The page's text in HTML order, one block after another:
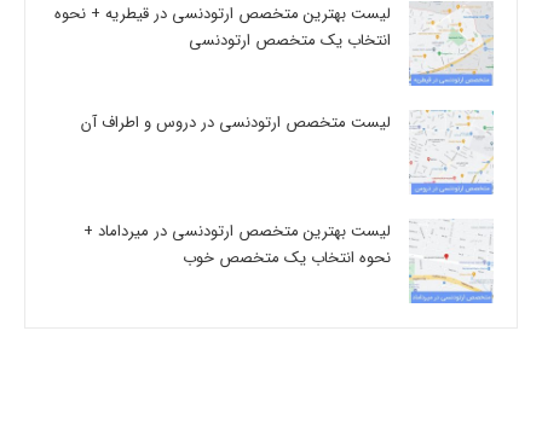
لیست بهترین متخصص ارتودنسی در قیطریه + نحوه
انتخاب یک متخصص ارتودنسی
لیست متخصص ارتودنسی در دروس و اطراف آن
لیست بهترین متخصص ارتودنسی در میرداماد +
نحوه انتخاب یک متخصص خوب